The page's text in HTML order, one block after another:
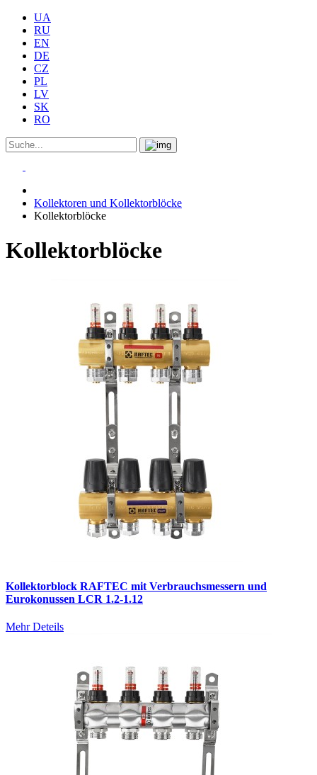
UA
RU
EN
DE
CZ
PL
LV
SK
RO
Kollektoren und Kollektorblöcke
Kollektorblöcke
Kollektorblöcke
Kollektorblock RAFTEC mit Verbrauchsmessern und
Eurokonussen LCR 1.2-1.12
Mehr Deteils